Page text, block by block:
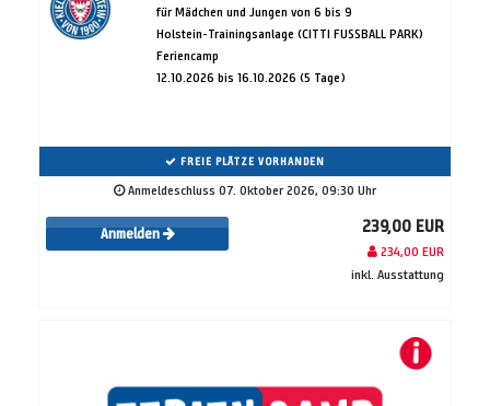
für Mädchen und Jungen von 6 bis 9
Holstein-Trainingsanlage (CITTI FUSSBALL PARK)
Feriencamp
12.10.2026 bis 16.10.2026 (5 Tage)
FREIE PLÄTZE VORHANDEN
Anmeldeschluss 07. Oktober 2026, 09:30 Uhr
Anmelden 239,00 EUR
234,00 EUR
inkl. Ausstattung